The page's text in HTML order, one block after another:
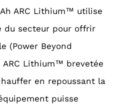
ARC Lithium™ utilise
du secteur pour offrir
(Power Beyond
Lithium™ brevetée
en repoussant la
puisse